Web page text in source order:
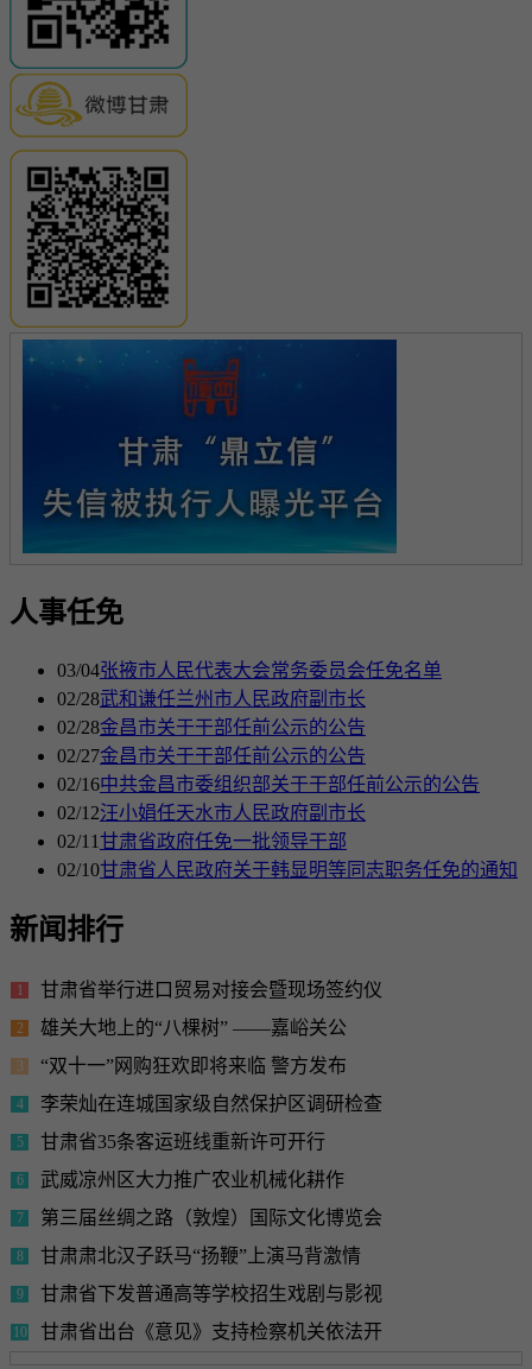
人事任免
03/04张掖市人民代表大会常务委员会任免名单
02/28武和谦任兰州市人民政府副市长
02/28金昌市关于干部任前公示的公告
02/27金昌市关于干部任前公示的公告
02/16中共金昌市委组织部关于干部任前公示的公告
02/12汪小娟任天水市人民政府副市长
02/11甘肃省政府任免一批领导干部
02/10甘肃省人民政府关于韩显明等同志职务任免的通知
新闻排行
1 甘肃省举行进口贸易对接会暨现场签约仪
2 雄关大地上的“八棵树” ——嘉峪关公
3 “双十一”网购狂欢即将来临 警方发布
4 李荣灿在连城国家级自然保护区调研检查
5 甘肃省35条客运班线重新许可开行
6 武威凉州区大力推广农业机械化耕作
7 第三届丝绸之路（敦煌）国际文化博览会
8 甘肃肃北汉子跃马“扬鞭”上演马背激情
9 甘肃省下发普通高等学校招生戏剧与影视
10 甘肃省出台《意见》支持检察机关依法开